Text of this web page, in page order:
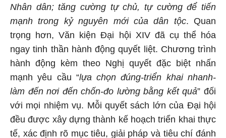
Nhân dân; tăng cường tự chủ, tự cường để tiến
mạnh trong kỷ nguyên mới của dân tộc. Quan
trọng hơn, Văn kiện Đại hội XIV đã cụ thể hóa
ngay tinh thần hành động quyết liệt. Chương trình
hành động kèm theo Nghị quyết đặc biệt nhấn
mạnh yêu cầu “lựa chọn đúng-triển khai nhanh-
làm đến nơi đến chốn-đo lường bằng kết quả” đối
với mọi nhiệm vụ. Mỗi quyết sách lớn của Đại hội
đều được xây dựng thành kế hoạch triển khai thực
tế, xác định rõ mục tiêu, giải pháp và tiêu chí đánh